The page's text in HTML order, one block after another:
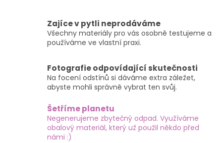
Zajíce v pytli neprodáváme
Všechny materiály pro vás osobně testujeme a
používáme ve vlastní praxi.
Fotografie odpovídající skutečnosti
Na focení odstínů si dáváme extra záležet,
abyste mohli správně vybrat ten svůj.
Šetříme planetu
Negenerujeme zbytečný odpad. Využíváme
obalový materiál, který už použil někdo před
námi :)